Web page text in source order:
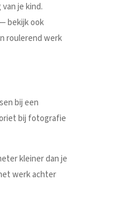
je kind.
bekijk ook
roulerend werk
bij een
bij fotografie
kleiner dan je
werk achter